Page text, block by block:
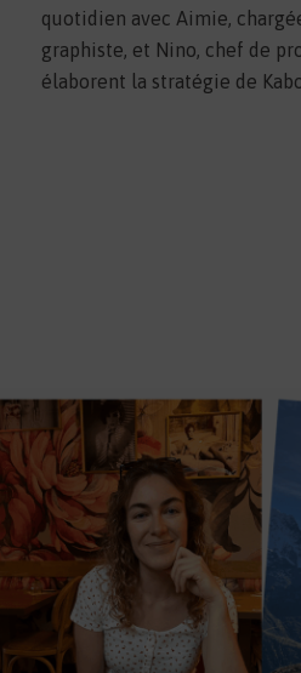
quotidien avec Aimie,
graphiste, et Nino, chef de
élaborent la stratégie de